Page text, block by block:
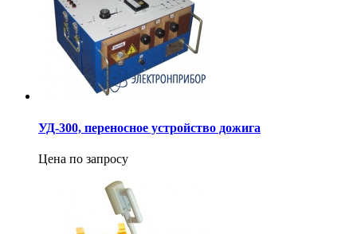
УД-300, переносное устройство дожига
Цена по запросу